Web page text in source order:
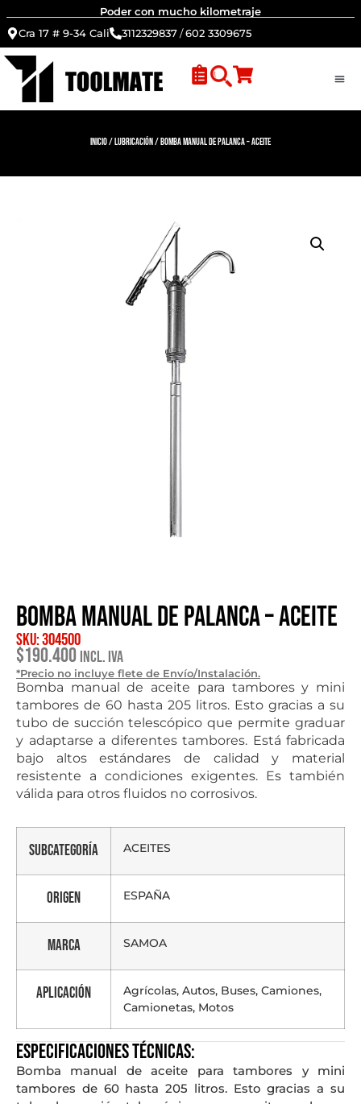
Poder con mucho kilometraje
Cra 17 # 9-34 Cali
3112329837/602 3309675
Inicio/ Lubricación / Bomba Manual de Palanca – Aceite
Bomba Manual de Palanca – Aceite
SKU: 304500
$190.400 Incl. IVA
*Precio no incluye flete de Envío/Instalación.
Bomba manual de aceite para tambores y mini
tambores de 60 hasta 205 litros. Esto gracias a su
tubo de succión telescópico que permite graduar
y adaptarse a diferentes tambores. Está fabricada
bajo altos estándares de calidad y material
resistente a condiciones exigentes. Es también
válida para otros fluidos no corrosivos.
Subcategoría ACEITES
Origen ESPAÑA
Marca SAMOA
Aplicación
Agrícolas, Autos, Buses, Camiones,
Camionetas, Motos
Especificaciones técnicas:
Bomba manual de aceite para tambores y mini
tambores de 60 hasta 205 litros. Esto gracias a su